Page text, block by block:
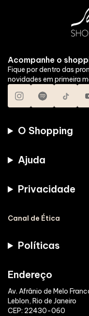
Acompanhe o
Fique por dentro das
novidades em primeira
O Shopping
Ajuda
Privacidade
Canal de Ética
Políticas
Endereço
Av. Afrânio de Melo
Leblon, Rio de Janeiro
CEP: 22430-060